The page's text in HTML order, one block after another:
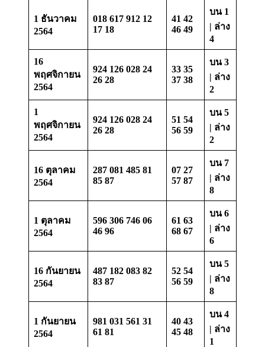
1 ธันวาคม
2564
018 617 912 12
17 18
41 42
46 49
บน 1
| ล่าง
4
16
พฤศจิกายน
2564
924 126 028 24
26 28
33 35
37 38
บน 3
| ล่าง
2
1
พฤศจิกายน
2564
924 126 028 24
26 28
51 54
56 59
บน 5
| ล่าง
2
16 ตุลาคม
2564
287 081 485 81
85 87
07 27
57 87
บน 7
| ล่าง
8
1 ตุลาคม
2564
596 306 746 06
46 96
61 63
68 67
บน 6
| ล่าง
6
16 กันยายน
2564
487 182 083 82
83 87
52 54
56 59
บน 5
| ล่าง
8
1 กันยายน
2564
981 031 561 31
61 81
40 43
45 48
บน 4
| ล่าง
1